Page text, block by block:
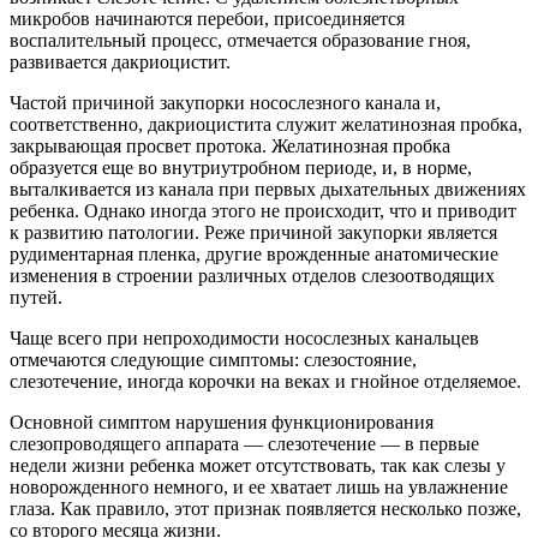
микробов начинаются перебои, присоединяется
воспалительный процесс, отмечается образование гноя,
развивается дакриоцистит.
Частой причиной закупорки носослезного канала и,
соответственно, дакриоцистита служит желатинозная пробка,
закрывающая просвет протока. Желатинозная пробка
образуется еще во внутриутробном периоде, и, в норме,
выталкивается из канала при первых дыхательных движениях
ребенка. Однако иногда этого не происходит, что и приводит
к развитию патологии. Реже причиной закупорки является
рудиментарная пленка, другие врожденные анатомические
изменения в строении различных отделов слезоотводящих
путей.
Чаще всего при непроходимости носослезных канальцев
отмечаются следующие симптомы: слезостояние,
слезотечение, иногда корочки на веках и гнойное отделяемое.
Основной симптом нарушения функционирования
слезопроводящего аппарата — слезотечение — в первые
недели жизни ребенка может отсутствовать, так как слезы у
новорожденного немного, и ее хватает лишь на увлажнение
глаза. Как правило, этот признак появляется несколько позже,
со второго месяца жизни.